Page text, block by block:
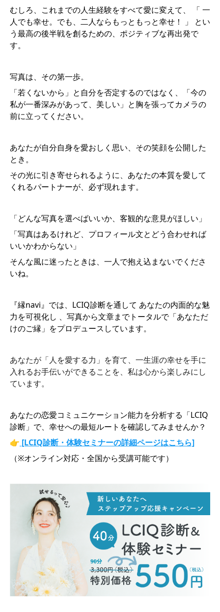
むしろ、これまでの人生経験をすべて愛に変えて、 「 一
人でも幸せ。でも、二人ならもっともっと幸せ！ 」 とい
う最高の後半戦を創るための、ポジティブな再出発で
す。
写真は、その第一歩。
「若くないから」と自分を否定するのではなく、「今の
私が一番深みがあって、美しい」と胸を張ってカメラの
前に立ってください。
あなたが自分自身を愛おしく思い、その笑顔を公開した
とき。
その光に引き寄せられるように、あなたの本質を愛して
くれるパートナーが、必ず現れます。
「どんな写真を選べばいいか、客観的な意見がほしい」
「写真はあるけれど、プロフィール文とどう合わせれば
いいかわからない」
そんな風に迷ったときは、一人で抱え込まないでくださ
いね。
『縁navi』では、LCIQ診断を通して あなたの内面的な魅
力を可視化し 、写真から文章までトータルで「あなただ
けのご縁」をプロデュースしています。
あなたが「人を愛する力」を育て、一生涯の幸せを手に
入れるお手伝いができることを、私は心から楽しみにし
ています。
あなたの恋愛コミュニケーション能力を分析する「LCIQ
診断」で、幸せへの最短ルートを確認してみませんか？
👉 [LCIQ診断・体験セミナーの詳細ページはこちら]
（※オンライン対応・全国から受講可能です）